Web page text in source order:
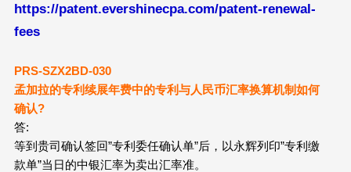
https://patent.evershinecpa.com/patent-renewal-
fees
PRS-SZX2BD-030
孟加拉的专利续展年费中的专利与人民币汇率换算机制如何
确认?
答:
等到贵司确认签回”专利委任确认单”后，以永辉列印”专利缴
款单”当日的中银汇率为卖出汇率准。